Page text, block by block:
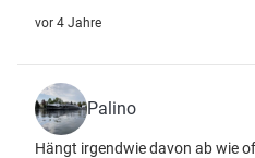
vor 4 Jahre
Palino
Hängt irgendwie davon ab wie